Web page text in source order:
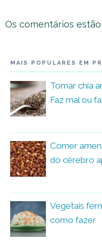
comentário
Os comentários
MAIS POPULARES EM
Tomar chia
Faz mal ou
Comer
do cérebro
Vegetais
como fazer